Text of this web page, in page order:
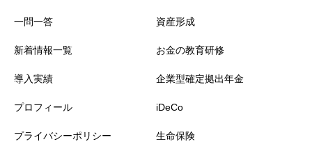
一問一答
新着情報一覧
導入実績
プロフィール
プライバシーポリシー
資産形成
お金の教育研修
企業型確定拠出年金
iDeCo
生命保険